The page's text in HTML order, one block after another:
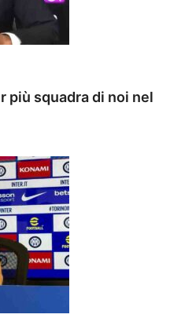
più squadra di noi nel